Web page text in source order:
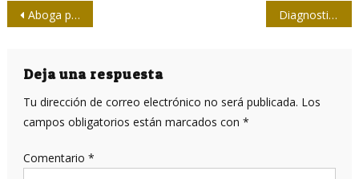
Navegación
entradas
Aboga presidente del ICRT por la calidad de la programación de la Radio y la Televisión Diagnostican 17mo. caso de Zika
Deja una respuesta
Tu dirección de correo electrónico no será publicada. Los
campos obligatorios están marcados con *
Comentario *